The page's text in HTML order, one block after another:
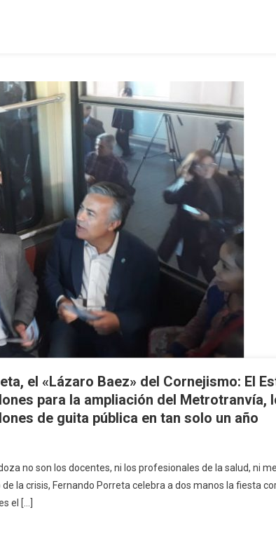
el «Lázaro Baez» del Cornejismo: El
para la ampliación del Metrotranvía,
de guita pública en tan solo un año
no son los docentes, ni los profesionales de la salud, ni
la crisis, Fernando Porreta celebra a dos manos la fiesta
el […]